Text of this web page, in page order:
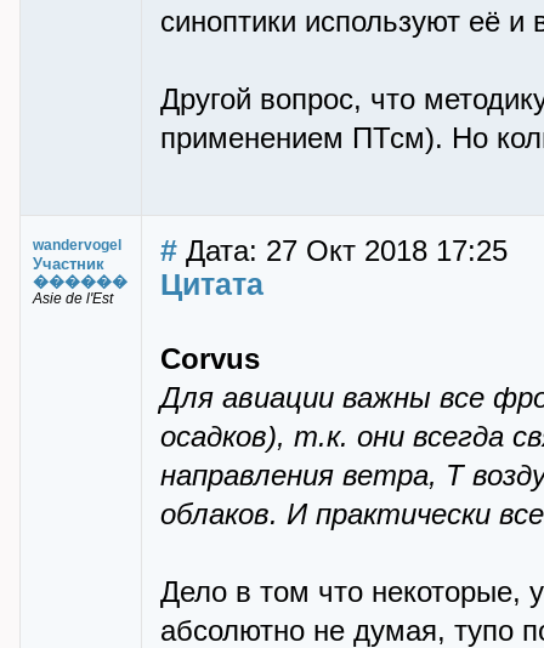
синоптики используют её и
Другой вопрос, что
применением ПТсм). Но
wandervogel
Участник
������
Asie de l'Est
# Дата: 27 Окт 2018 17:25
Цитата
Corvus
Для авиации важны все
осадков), т.к. они всегда
направления ветра, Т
облаков. И практически
Дело в том что некотоpые,
абсолютно не думая, тупо